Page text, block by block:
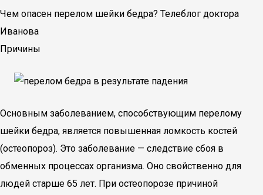
Чем опасен перелом шейки бедра? Телеблог доктора
Иванова
Причины
Основным заболеванием, способствующим перелому
шейки бедра, является повышенная ломкость костей
(остеопороз). Это заболевание — следствие сбоя в
обменных процессах организма. Оно свойственно для
людей старше 65 лет. При остеопорозе причиной